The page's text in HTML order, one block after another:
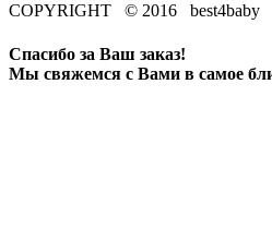
COPYRIGHT © 2016 best4baby
Спасибо за Ваш заказ!
Мы свяжемся с Вами в самое